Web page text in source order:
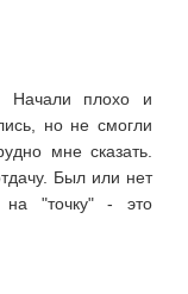
Начали плохо и
но не смогли
мне сказать.
Был или нет
на "точку" - это